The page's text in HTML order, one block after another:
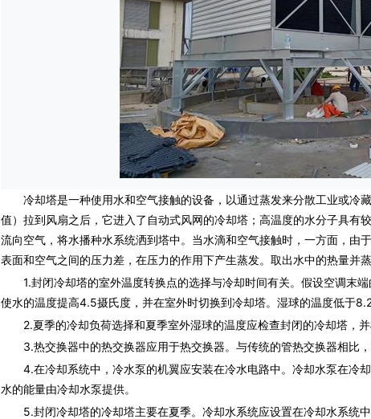
冷却塔是一种使用水和空气接触的设备，以通过蒸发来分散工业或冷
值）拉到风扇之后，它进入了自动式风网的冷却塔；高温度的水分子具有
流向空气，将水播种水系统洒到塔中。当水滴和空气接触时，一方面，由
表面和空气之间的压力差，在压力的作用下产生蒸发。取出水中的热量并
1.封闭冷却塔的室外温度转换点的选择与冷却时间有关。假设空调末端
使水的温度提高4.5摄氏度，并在室外时切换到冷却塔。湿球的温度低于8.2
2.夏季的冷却负荷选择和夏季室外湿球的温度应检查封闭的冷却塔，并
3.热交换器中的热交换器应用于热交换器。与传统的管热交换器相比，
4.在冷却系统中，冷水泵的机翼应安装在冷水电路中。冷却水泵在冷
水的能量由冷却水泵提供。
5.封闭冷却塔的冷却塔主要在夏季。冷却水系统应设置在冷却水系统